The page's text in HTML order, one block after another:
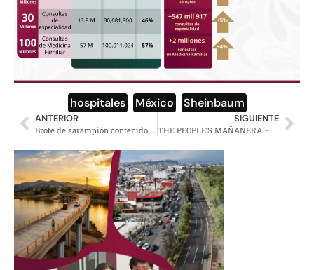
hospitales México Sheinbaum
ANTERIOR SIGUIENTE